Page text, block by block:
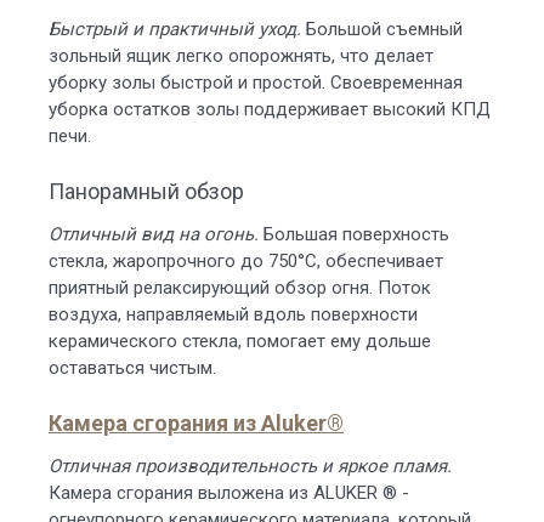
Быстрый и практичный уход. Большой съемный
зольный ящик легко опорожнять, что делает
уборку золы быстрой и простой. Своевременная
уборка остатков золы поддерживает высокий КПД
печи.
Панорамный обзор
Отличный вид на огонь. Большая поверхность
стекла, жаропрочного до 750°C, обеспечивает
приятный релаксирующий обзор огня. Поток
воздуха, направляемый вдоль поверхности
керамического стекла, помогает ему дольше
оставаться чистым.
Камера сгорания из Aluker®
Отличная производительность и яркое пламя.
Камера сгорания выложена из ALUKER ® -